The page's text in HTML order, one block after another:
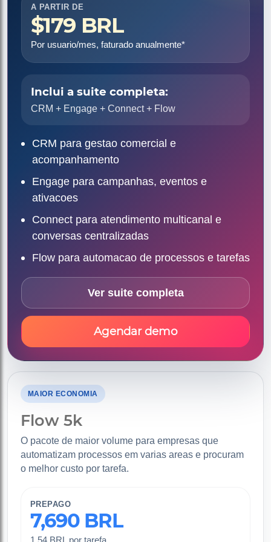
A PARTIR DE
$179 BRL
Por usuario/mes, faturado anualmente*
Inclui a suite completa:
CRM + Engage + Connect + Flow
CRM para gestao comercial e
acompanhamento
Engage para campanhas, eventos e
ativacoes
Connect para atendimento multicanal e
conversas centralizadas
Flow para automacao de processos e tarefas
Ver suite completa
Agendar demo
MAIOR ECONOMIA
Flow 5k
O pacote de maior volume para empresas que
automatizam processos em varias areas e procuram
o melhor custo por tarefa.
PREPAGO
7,690 BRL
1.54 BRL por tarefa